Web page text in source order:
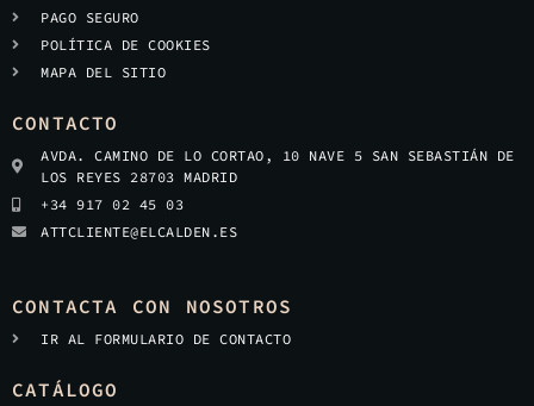
PAGO SEGURO
POLÍTICA DE COOKIES
MAPA DEL SITIO
CONTACTO
AVDA. CAMINO DE LO CORTAO, 10 NAVE 5 SAN SEBASTIÁN DE
LOS REYES 28703 MADRID
+34 917 02 45 03
ATTCLIENTE@ELCALDEN.ES
CONTACTA CON NOSOTROS
IR AL FORMULARIO DE CONTACTO
CATÁLOGO